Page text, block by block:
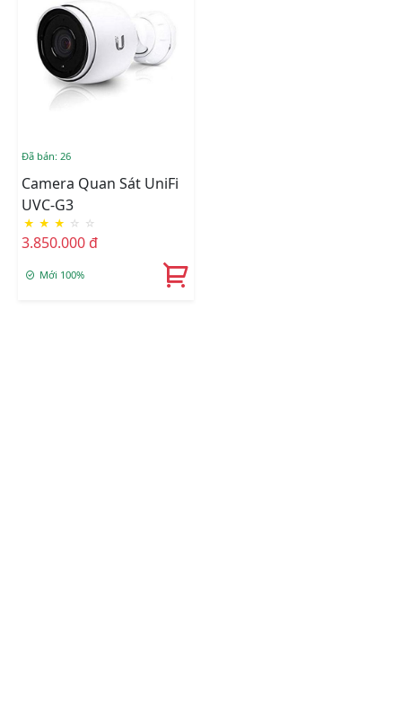
Đã bán: 26
Camera Quan Sát UniFi
UVC-G3
★ ★ ★ ☆ ☆
3.850.000 đ
Mới 100%